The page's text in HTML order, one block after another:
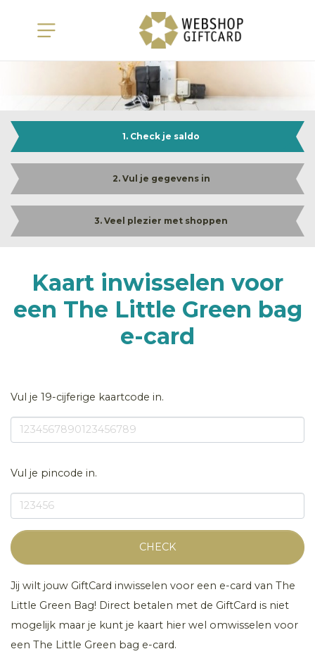
1. Check je saldo
2. Vul je gegevens in
3. Veel plezier met shoppen
Kaart inwisselen voor
een The Little Green bag
e-card
Vul je 19-cijferige kaartcode in.
Vul je pincode in.
CHECK
Jij wilt jouw GiftCard inwisselen voor een e-card van The
Little Green Bag! Direct betalen met de GiftCard is niet
mogelijk maar je kunt je kaart hier wel omwisselen voor
een The Little Green bag e-card.